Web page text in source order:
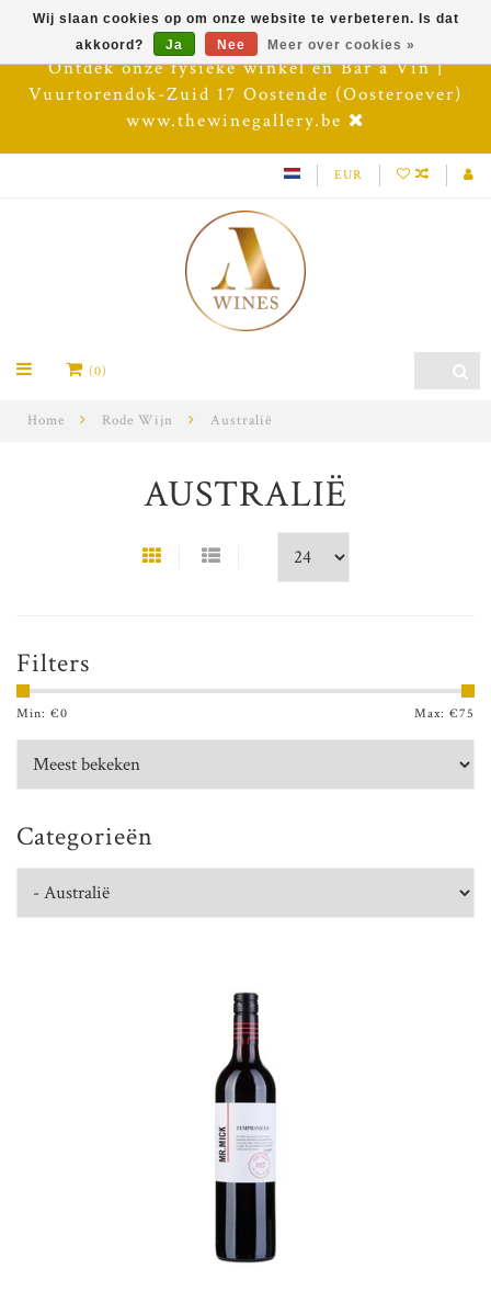
Ontdek onze fysieke winkel en Bar à Vin |
Vuurtorendok-Zuid 17 Oostende (Oosteroever)
www.thewinegallery.be
EUR
(0)
Home Rode Wijn Australië
AUSTRALIË
Filters
Min: €0 Max: €75
Categorieën
Wij slaan cookies op om onze website te verbeteren. Is dat
akkoord?
Ja Nee Meer over cookies »